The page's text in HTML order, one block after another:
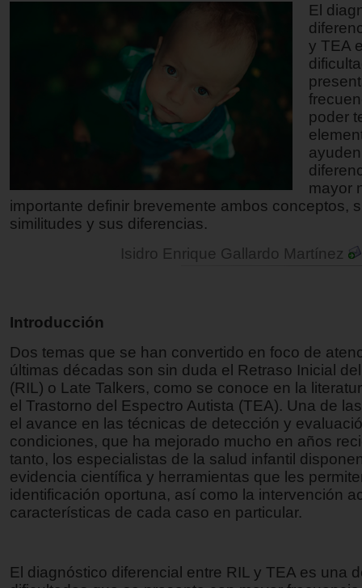
El
y TEA
poder
mayor
importante definir brevemente ambos conceptos,
similitudes y sus diferencias.
Isidro Enrique Gallardo Martínez
Introducción
Dos temas que se han convertido en foco de
últimas décadas son sin duda el Retraso Inicial
(RIL) o Late Talkers, como se conoce en la
el Trastorno del Espectro Autista (TEA). Una de
el avance en las técnicas de detección y
condiciones, que ha mejorado mucho en años
tanto, los especialistas de la salud infantil
evidencia científica y herramientas que les
identificación oportuna, así como la intervención
características de cada caso en particular.
El diagnóstico diferencial entre RIL y TEA es una